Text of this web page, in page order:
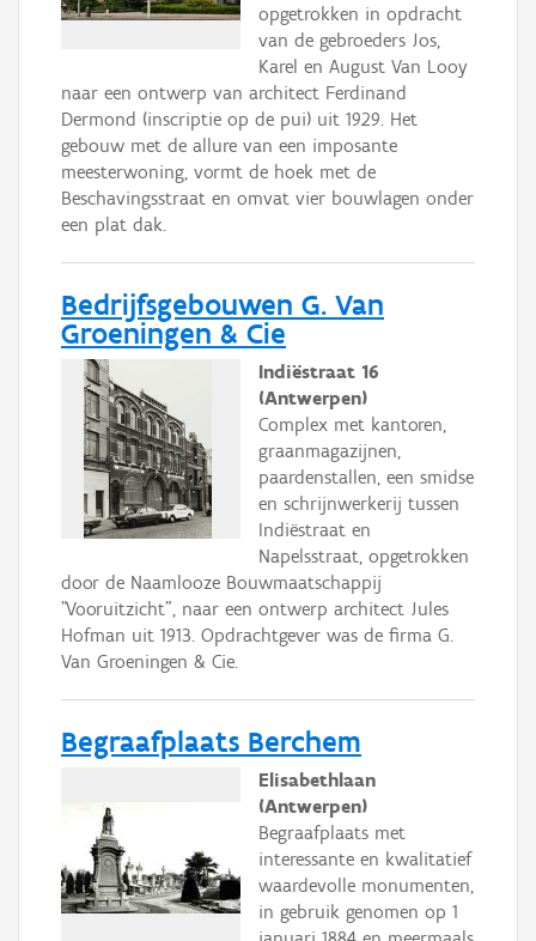
opgetrokken in opdracht
van de gebroeders Jos,
Karel en August Van Looy
naar een ontwerp van architect Ferdinand
Dermond (inscriptie op de pui) uit 1929. Het
gebouw met de allure van een imposante
meesterwoning, vormt de hoek met de
Beschavingsstraat en omvat vier bouwlagen onder
een plat dak.
Bedrijfsgebouwen G. Van
Groeningen & Cie
Indiëstraat 16
(Antwerpen)
Complex met kantoren,
graanmagazijnen,
paardenstallen, een smidse
en schrijnwerkerij tussen
Indiëstraat en
Napelsstraat, opgetrokken
door de Naamlooze Bouwmaatschappij
"Vooruitzicht", naar een ontwerp architect Jules
Hofman uit 1913. Opdrachtgever was de firma G.
Van Groeningen & Cie.
Begraafplaats Berchem
Elisabethlaan
(Antwerpen)
Begraafplaats met
interessante en kwalitatief
waardevolle monumenten,
in gebruik genomen op 1